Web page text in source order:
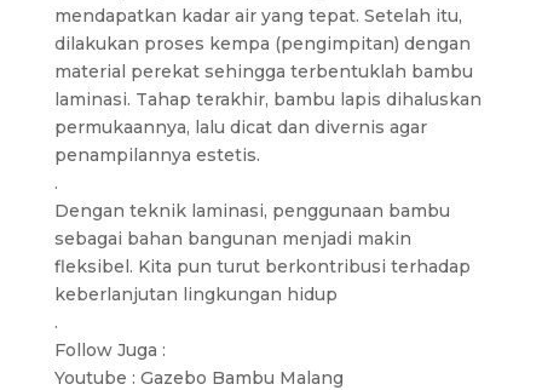
mendapatkan kadar air yang tepat. Setelah itu,
dilakukan proses kempa (pengimpitan) dengan
material perekat sehingga terbentuklah bambu
laminasi. Tahap terakhir, bambu lapis dihaluskan
permukaannya, lalu dicat dan divernis agar
penampilannya estetis.
.
Dengan teknik laminasi, penggunaan bambu
sebagai bahan bangunan menjadi makin
fleksibel. Kita pun turut berkontribusi terhadap
keberlanjutan lingkungan hidup
.
Follow Juga :
Youtube : Gazebo Bambu Malang